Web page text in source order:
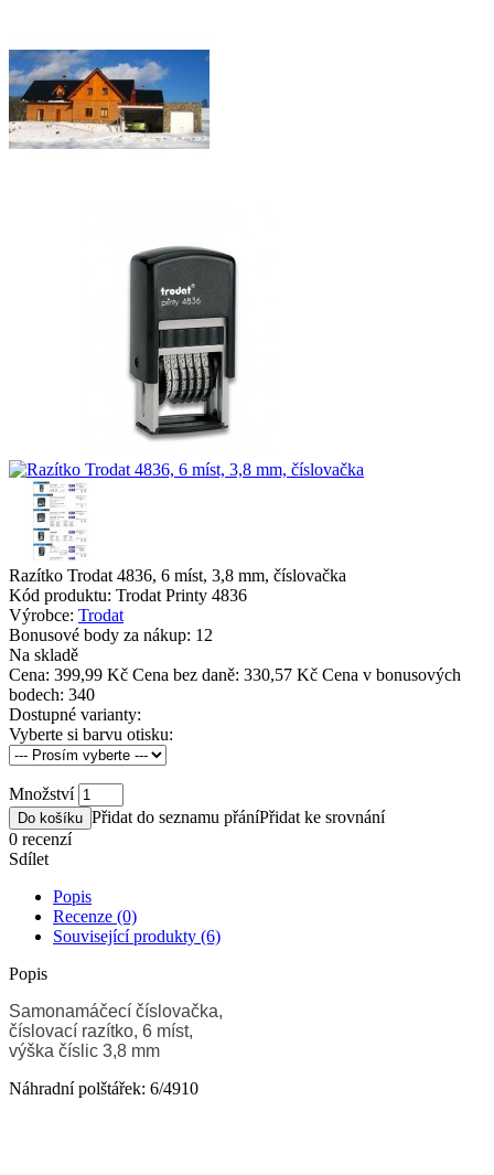
Razítko Trodat 4836, 6 míst, 3,8 mm, číslovačka
Kód produktu: Trodat Printy 4836
Výrobce: Trodat
Bonusové body za nákup: 12
Na skladě
Cena: 399,99 Kč Cena bez daně: 330,57 Kč Cena v bonusových
bodech: 340
Dostupné varianty:
Vyberte si barvu otisku:
Množství
Do košíku Přidat do seznamu přáníPřidat ke srovnání
0 recenzí
Sdílet
Popis
Recenze (0)
Související produkty (6)
Popis
Samonamáčecí číslovačka,
číslovací razítko, 6 míst,
výška číslic 3,8 mm
Náhradní polštářek: 6/4910